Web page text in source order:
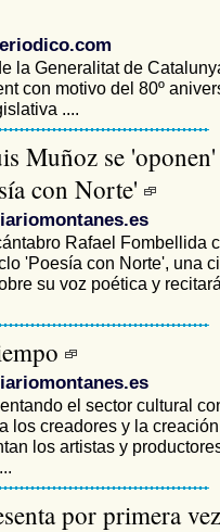
la Generalitat de
con motivo del 80º
....
Muñoz se
con Norte'
Rafael Fombellida
'Poesía con Norte', una
su voz poética y
el sector cultural
los creadores y la
los artistas y
por primera